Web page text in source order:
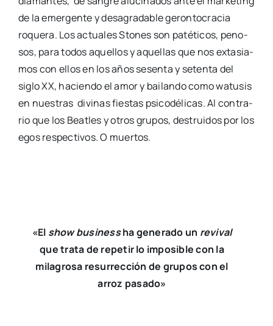
de la emer­gen­te y des­agra­da­ble geron­to­cra­cia
roque­ra. Los actua­les Sto­nes son paté­ti­cos, peno­
sos, para todos aque­llos y aque­llas que nos exta­sia­
mos con ellos en los años sesen­ta y seten­ta del
siglo XX, hacien­do el amor y bai­lan­do como watu­sis
en nues­tras divi­nas fies­tas psi­co­dé­li­cas. Al con­tra­
rio que los Beatles y otros gru­pos, des­trui­dos por los
egos res­pec­ti­vos. O muer­tos.
«El show busi­nessha gene­ra­do un revi­val
que tra­ta de repe­tir lo impo­si­ble con la
mila­gro­sa resu­rrec­ción de gru­pos con el
arroz pasa­do»